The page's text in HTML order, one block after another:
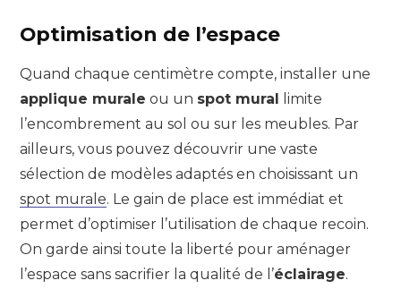
Optimisation de l’espace
Quand chaque centimètre compte, installer une
applique murale ou un spot mural limite
l’encombrement au sol ou sur les meubles. Par
ailleurs, vous pouvez découvrir une vaste
sélection de modèles adaptés en choisissant un
spot murale. Le gain de place est immédiat et
permet d’optimiser l’utilisation de chaque recoin.
On garde ainsi toute la liberté pour aménager
l’espace sans sacrifier la qualité de l’éclairage.